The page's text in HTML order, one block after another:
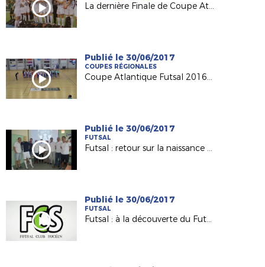
La dernière Finale de Coupe Atlantique Féminine Crédit-Mutuel !
Publié le 30/06/2017
COUPES RÉGIONALES
Coupe Atlantique Futsal 2016-2017 : revivez la finale remportée par Saint Herblain Pépite FC
Publié le 30/06/2017
FUTSAL
Futsal : retour sur la naissance du Nantes Métropole Futsal (D1)
Publié le 30/06/2017
FUTSAL
Futsal : à la découverte du Futsal Club Sucéen (Sucé sur Erdre)